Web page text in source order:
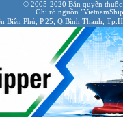
© 2005-2020 Bản quyền
Ghi rõ nguồn
Biên Phủ, P.25, Q.Bình Thạnh,